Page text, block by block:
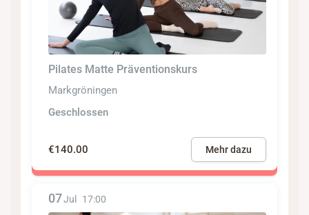
Pilates Matte Präventionskurs
Markgröningen
Geschlossen
€140.00 Mehr dazu
07Jul 17:00